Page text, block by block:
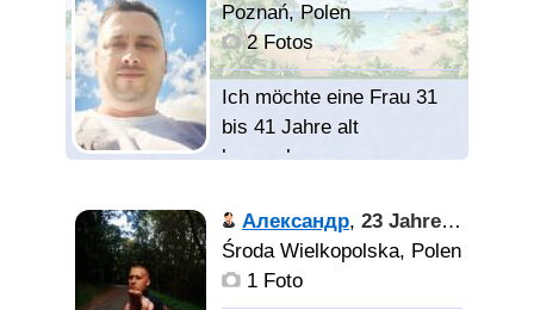
Poznań, Polen
2 Fotos
Ich möchte eine Frau 31
bis 41 Jahre alt
kennenlernen
Познайомлюсь з
порядною дівчиною яка
Александр, 23 Jahre alt
Środa Wielkopolska, Polen
1 Foto